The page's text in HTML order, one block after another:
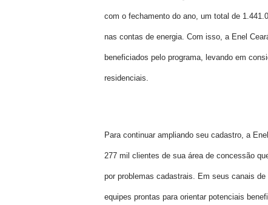
com o fechamento do ano, um total de
nas contas de energia. Com isso, a Enel
beneficiados pelo programa, levando em
residenciais.
Para continuar ampliando seu cadastro, a
277 mil clientes de sua área de concessão
por problemas cadastrais. Em seus canais
equipes prontas para orientar potenciais